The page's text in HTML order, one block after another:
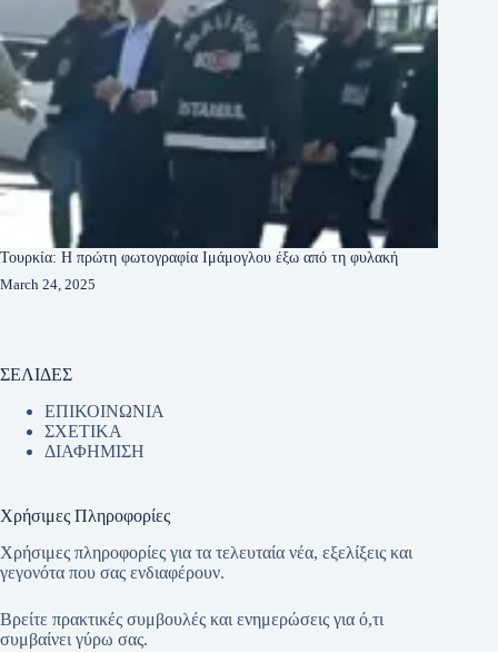
Τουρκία: Η πρώτη φωτογραφία Ιμάμογλου έξω από τη φυλακή
March 24, 2025
ΣΕΛΙΔΕΣ
ΕΠΙΚΟΙΝΩΝΙΑ
ΣΧΕΤΙΚΑ
ΔΙΑΦΗΜΙΣΗ
Χρήσιμες Πληροφορίες
Χρήσιμες πληροφορίες για τα τελευταία νέα, εξελίξεις και
γεγονότα που σας ενδιαφέρουν.
Βρείτε πρακτικές συμβουλές και ενημερώσεις για ό,τι
συμβαίνει γύρω σας.